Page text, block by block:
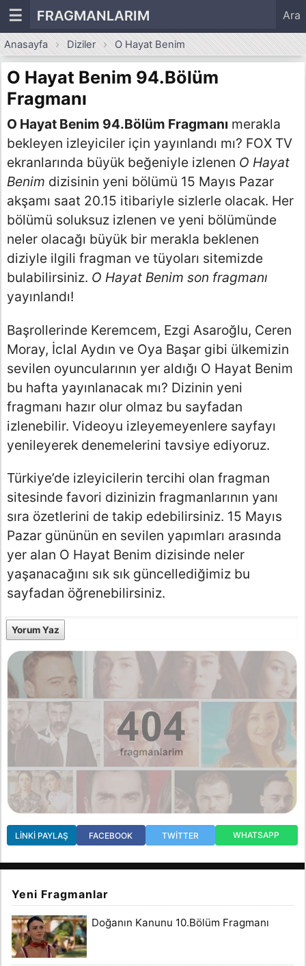
☰ FRAGMANLARIM Ara
Anasayfa Diziler O Hayat Benim
O Hayat Benim 94.Bölüm
Fragmanı
O Hayat Benim 94.Bölüm Fragmanı merakla
bekleyen izleyiciler için yayınlandı mı? FOX TV
ekranlarında büyük beğeniyle izlenen O Hayat
Benim dizisinin yeni bölümü 15 Mayıs Pazar
akşamı saat 20.15 itibariyle sizlerle olacak. Her
bölümü soluksuz izlenen ve yeni bölümünde
neler olacağı büyük bir merakla beklenen
diziyle ilgili fragman ve tüyoları sitemizde
bulabilirsiniz. O Hayat Benim son fragmanı
yayınlandı!
Başrollerinde Keremcem, Ezgi Asaroğlu, Ceren
Moray, İclal Aydın ve Oya Başar gibi ülkemizin
sevilen oyuncularının yer aldığı O Hayat Benim
bu hafta yayınlanacak mı? Dizinin yeni
fragmanı hazır olur olmaz bu sayfadan
izlenebilir. Videoyu izleyemeyenlere sayfayı
yenileyerek denemelerini tavsiye ediyoruz.
Türkiye’de izleyicilerin tercihi olan fragman
sitesinde favori dizinizin fragmanlarının yanı
sıra özetlerini de takip edebilirsiniz. 15 Mayıs
Pazar gününün en sevilen yapımları arasında
yer alan O Hayat Benim dizisinde neler
yaşanacağını sık sık güncellediğimiz bu
sayfadan öğrenebilirsiniz.
Yorum Yaz
LINKI PAYLAŞ FACEBOOK TWITTER WHATSAPP
Yeni Fragmanlar
Doğanın Kanunu 10.Bölüm Fragmanı